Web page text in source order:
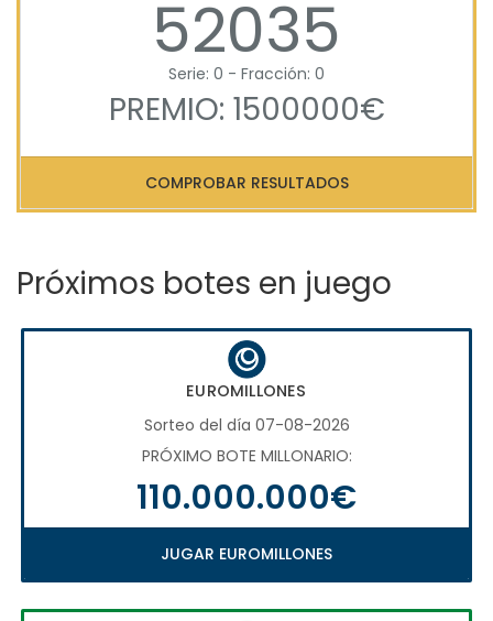
52035
Serie: 0 - Fracción: 0
PREMIO: 1500000€
COMPROBAR RESULTADOS
Próximos botes en juego
EUROMILLONES
Sorteo del día 07-08-2026
PRÓXIMO BOTE MILLONARIO:
110.000.000€
JUGAR EUROMILLONES